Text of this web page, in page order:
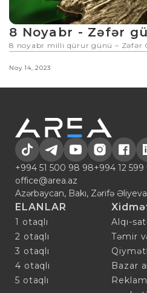
8 Noyabr - Zəfər
8 noyabr milli qürur günü – Zəfər
Noy 14, 2023
+994 51 500 98 98+994 12
office@area.az
Azərbaycan, Bakı, Zərifə
ELANLAR
1 otaqlı
2 otaqlı
3 otaqlı
4 otaqlı
5 otaqlı
Alqı-
Təmir
Bazar